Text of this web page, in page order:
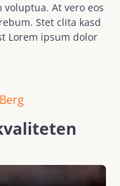
At vero eos
Stet clita kasd
Lorem ipsum dolor